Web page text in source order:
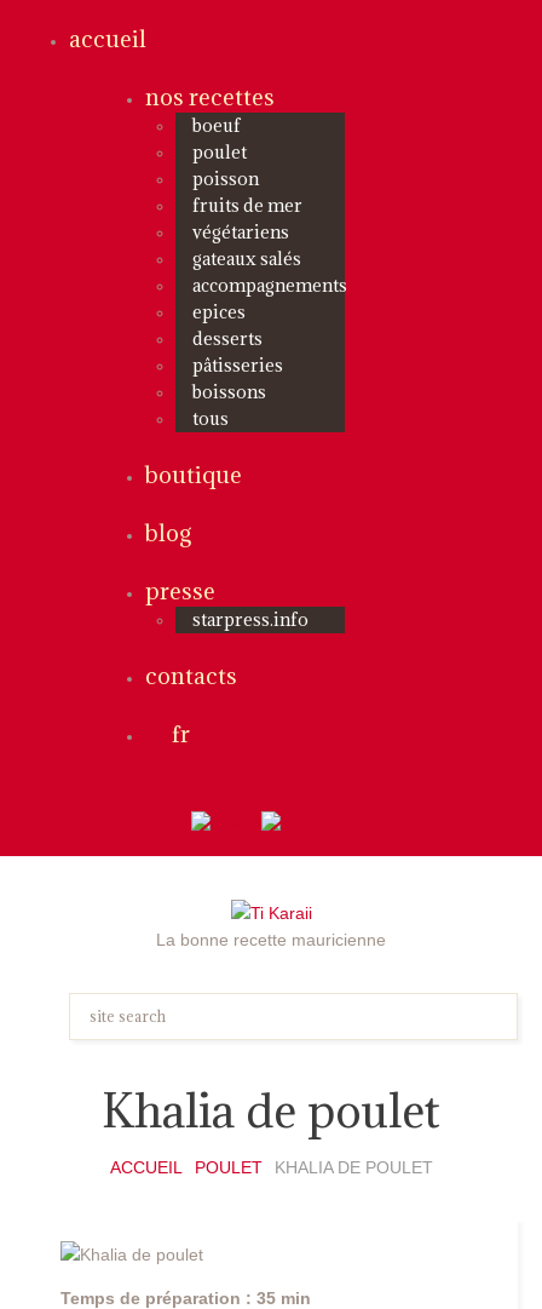
accueil
nos recettes
boeuf
poulet
poisson
fruits de mer
végétariens
gateaux salés
accompagnements
epices
desserts
pâtisseries
boissons
tous
boutique
blog
presse
starpress.info
contacts
fr
La bonne recette mauricienne
Khalia de poulet
ACCUEIL POULET KHALIA DE POULET
Temps de préparation : 35 min